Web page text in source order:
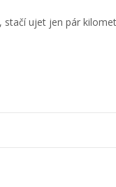
ujet jen pár